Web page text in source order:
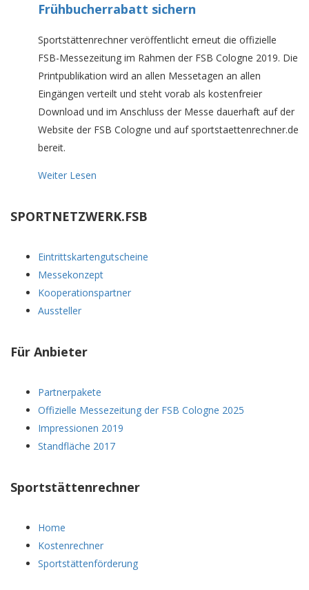
Frühbucherrabatt sichern
Sportstättenrechner veröffentlicht erneut die offizielle
FSB-Messezeitung im Rahmen der FSB Cologne 2019. Die
Printpublikation wird an allen Messetagen an allen
Eingängen verteilt und steht vorab als kostenfreier
Download und im Anschluss der Messe dauerhaft auf der
Website der FSB Cologne und auf sportstaettenrechner.de
bereit.
Weiter Lesen
SPORTNETZWERK.FSB
Eintrittskartengutscheine
Messekonzept
Kooperationspartner
Aussteller
Für Anbieter
Partnerpakete
Offizielle Messezeitung der FSB Cologne 2025
Impressionen 2019
Standfläche 2017
Sportstättenrechner
Home
Kostenrechner
Sportstättenförderung